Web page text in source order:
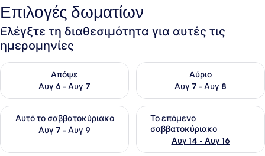
Επιλογές δωματίων
Ελέγξτε τη διαθεσιμότητα για αυτές τις
ημερομηνίες
Απόψε
Αυγ 6 - Αυγ 7
Έλεγχος διαθεσιμότητας για απόψε Αυγ 6 - Αυγ 7
Αύριο
Αυγ 7 - Αυγ 8
Έλεγχος διαθεσιμότητας
Αυτό το σαββατοκύριακο
Αυγ 7 - Αυγ 9
Έλεγχος διαθεσιμότητας για αυτό το σαββατοκύριακο
Το επόμενο
σαββατοκύριακο
Αυγ 14 - Αυγ 16
Έλεγχος διαθεσιμότητας